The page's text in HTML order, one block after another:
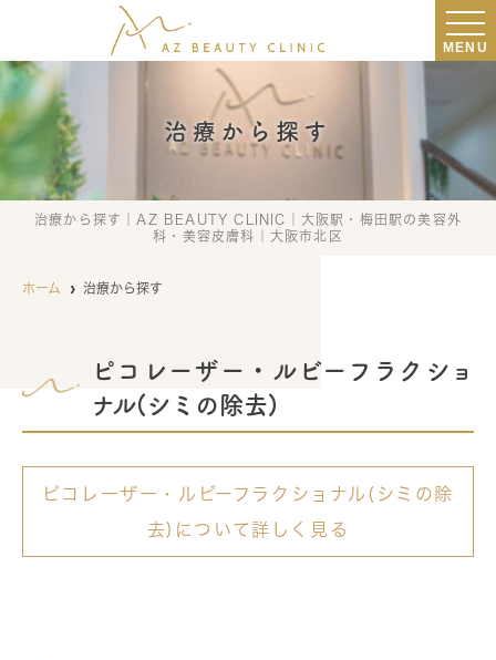
MENU
治療から探す
治療から探す｜AZ BEAUTY CLINIC｜大阪駅・梅田駅の美容外
科・美容皮膚科｜大阪市北区
ホーム 治療から探す
ピコレーザー・ルビーフラクショ
ナル(シミの除去)
ピコレーザー・ルビーフラクショナル(シミの除
去)について詳しく見る